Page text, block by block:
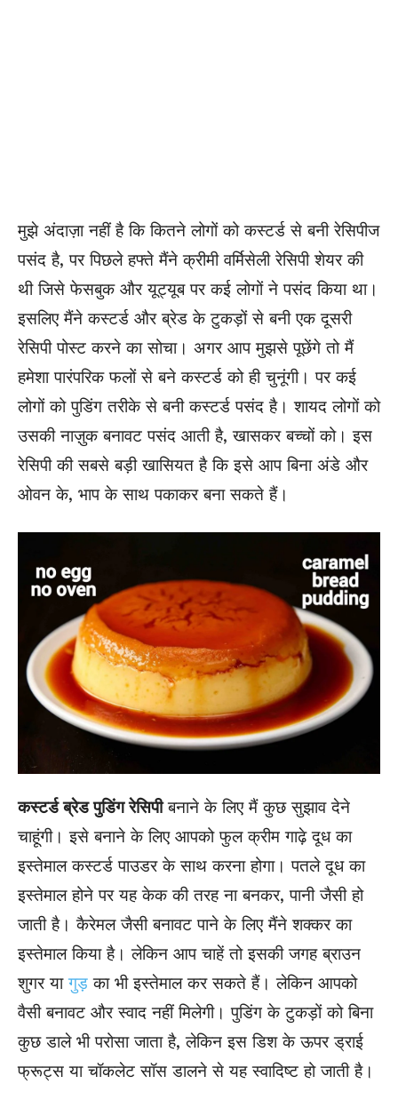
मुझे अंदाज़ा नहीं है कि कितने लोगों को कस्टर्ड से बनी रेसिपीज
पसंद है, पर पिछले हफ्ते मैंने क्रीमी वर्मिसेली रेसिपी शेयर की
थी जिसे फेसबुक और यूट्यूब पर कई लोगों ने पसंद किया था।
इसलिए मैंने कस्टर्ड और ब्रेड के टुकड़ों से बनी एक दूसरी
रेसिपी पोस्ट करने का सोचा। अगर आप मुझसे पूछेंगे तो मैं
हमेशा पारंपरिक फलों से बने कस्टर्ड को ही चुनूंगी। पर कई
लोगों को पुडिंग तरीके से बनी कस्टर्ड पसंद है। शायद लोगों को
उसकी नाज़ुक बनावट पसंद आती है, खासकर बच्चों को। इस
रेसिपी की सबसे बड़ी खासियत है कि इसे आप बिना अंडे और
ओवन के, भाप के साथ पकाकर बना सकते हैं।
कस्टर्ड ब्रेड पुडिंग रेसिपीबनाने के लिए मैं कुछ सुझाव देने
चाहूंगी। इसे बनाने के लिए आपको फुल क्रीम गाढ़े दूध का
इस्तेमाल कस्टर्ड पाउडर के साथ करना होगा। पतले दूध का
इस्तेमाल होने पर यह केक की तरह ना बनकर, पानी जैसी हो
जाती है। कैरेमल जैसी बनावट पाने के लिए मैंने शक्कर का
इस्तेमाल किया है। लेकिन आप चाहें तो इसकी जगह ब्राउन
शुगर यागुड़ का भी इस्तेमाल कर सकते हैं। लेकिन आपको
वैसी बनावट और स्वाद नहीं मिलेगी। पुडिंग के टुकड़ों को बिना
कुछ डाले भी परोसा जाता है, लेकिन इस डिश के ऊपर ड्राई
फ्रूट्स या चॉकलेट सॉस डालने से यह स्वादिष्ट हो जाती है।